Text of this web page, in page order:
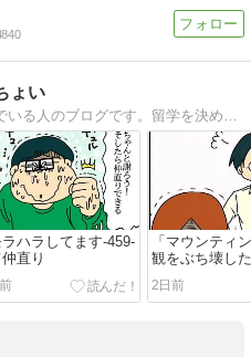
ょい
2013年4月からドイツに住んでいる人のブログです。留学を決めた瞬間から今まで(そしてこれからも)行動が無鉄砲でアホすぎるのでご紹介します。
ハラしてます-459-
直り
「マウンティ
観をぶち壊し
読み-23-ダイ
2日前